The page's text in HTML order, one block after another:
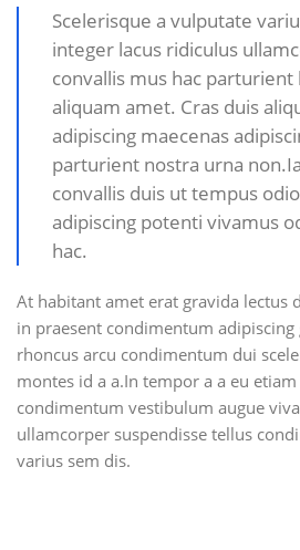
Scelerisque a vulputate
integer lacus ridiculus
convallis mus hac
aliquam amet. Cras duis
adipiscing maecenas
parturient nostra urna
convallis duis ut tempus
adipiscing potenti vivamus
hac.
At habitant amet erat gravida lectus
in praesent condimentum
rhoncus arcu condimentum dui
montes id a a.In tempor a a eu
condimentum vestibulum augue
ullamcorper suspendisse tellus
varius sem dis.